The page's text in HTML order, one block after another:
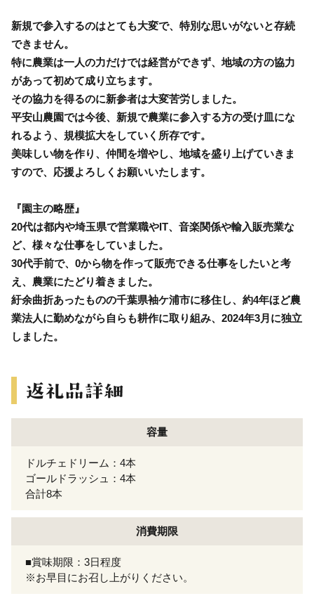
新規で参入するのはとても大変で、特別な思いがないと存続
できません。
特に農業は一人の力だけでは経営ができず、地域の方の協力
があって初めて成り立ちます。
その協力を得るのに新参者は大変苦労しました。
平安山農園では今後、新規で農業に参入する方の受け皿にな
れるよう、規模拡大をしていく所存です。
美味しい物を作り、仲間を増やし、地域を盛り上げていきま
すので、応援よろしくお願いいたします。
『園主の略歴』
20代は都内や埼玉県で営業職やIT、音楽関係や輸入販売業な
ど、様々な仕事をしていました。
30代手前で、0から物を作って販売できる仕事をしたいと考
え、農業にたどり着きました。
紆余曲折あったものの千葉県袖ケ浦市に移住し、約4年ほど農
業法人に勤めながら自らも耕作に取り組み、2024年3月に独立
しました。
容量
ドルチェドリーム：4本
ゴールドラッシュ：4本
合計8本
消費期限
■賞味期限：3日程度
※お早目にお召し上がりください。